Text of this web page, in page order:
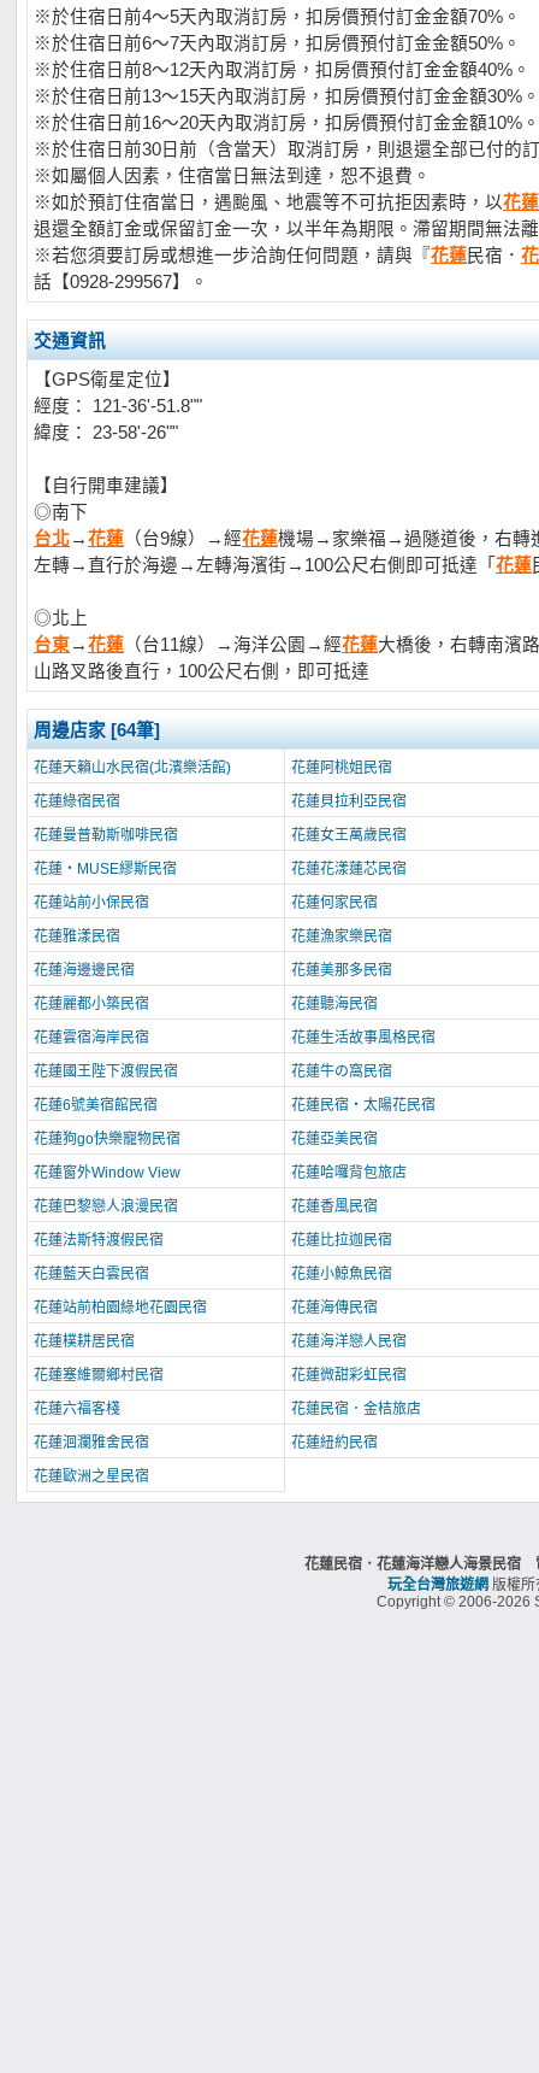
※於住宿日前4～5天內取消訂房，扣房價預付訂金金額70%。
※於住宿日前6～7天內取消訂房，扣房價預付訂金金額50%。
※於住宿日前8～12天內取消訂房，扣房價預付訂金金額40%。
※於住宿日前13～15天內取消訂房，扣房價預付訂金金額30%。
※於住宿日前16～20天內取消訂房，扣房價預付訂金金額10%。
※於住宿日前30日前（含當天）取消訂房，則退還全部已付的
※如屬個人因素，住宿當日無法到達，恕不退費。
※如於預訂住宿當日，遇颱風、地震等不可抗拒因素時，以花蓮
退還全額訂金或保留訂金一次，以半年為期限。滯留期間無法
※若您須要訂房或想進一步洽詢任何問題，請與『花蓮民宿．
話【0928-299567】。
交通資訊
【GPS衛星定位】
經度： 121-36'-51.8""
緯度： 23-58'-26""
【自行開車建議】
◎南下
台北→花蓮 （台9線）→經花蓮機場→家樂福→過隧道後，右轉
左轉→直行於海邊→左轉海濱街→100公尺右側即可抵達「 花蓮
◎北上
台東→花蓮 （台11線）→海洋公園→經花蓮大橋後，右轉南濱
山路叉路後直行，100公尺右側，即可抵達
周邊店家 [64筆]
花蓮天籟山水民宿(北濱樂活館)
花蓮阿桃姐民宿
花蓮綠宿民宿
花蓮貝拉利亞民宿
花蓮曼普勒斯咖啡民宿
花蓮女王萬歲民宿
花蓮‧MUSE繆斯民宿
花蓮花漾蓮芯民宿
花蓮站前小保民宿
花蓮何家民宿
花蓮雅漾民宿
花蓮漁家樂民宿
花蓮海邊邊民宿
花蓮美那多民宿
花蓮麗都小築民宿
花蓮聽海民宿
花蓮雲宿海岸民宿
花蓮生活故事風格民宿
花蓮國王陛下渡假民宿
花蓮牛の窩民宿
花蓮6號美宿館民宿
花蓮民宿‧太陽花民宿
花蓮狗go快樂寵物民宿
花蓮亞美民宿
花蓮窗外Window View
花蓮哈囉背包旅店
花蓮巴黎戀人浪漫民宿
花蓮香風民宿
花蓮法斯特渡假民宿
花蓮比拉迦民宿
花蓮藍天白雲民宿
花蓮小鯨魚民宿
花蓮站前柏園綠地花園民宿
花蓮海傳民宿
花蓮樸耕居民宿
花蓮海洋戀人民宿
花蓮塞維爾鄉村民宿
花蓮微甜彩虹民宿
花蓮六福客棧
花蓮民宿．金桔旅店
花蓮洄瀾雅舍民宿
花蓮紐約民宿
花蓮歐洲之星民宿
花蓮民宿．花蓮海洋戀人海景民
玩全台灣旅遊網 版權
Copyright © 2006-2026